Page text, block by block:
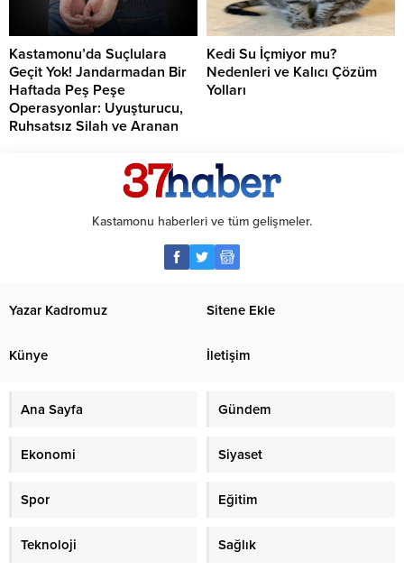
Kastamonu’da Suçlulara
Geçit Yok! Jandarmadan Bir
Haftada Peş Peşe
Operasyonlar: Uyuşturucu,
Ruhsatsız Silah ve Aranan
Kedi Su İçmiyor mu?
Nedenleri ve Kalıcı Çözüm
Yolları
Kastamonu haberleri ve tüm gelişmeler.
Yazar Kadromuz Sitene Ekle
Künye İletişim
Ana Sayfa Gündem
Ekonomi Siyaset
Spor Eğitim
Teknoloji Sağlık